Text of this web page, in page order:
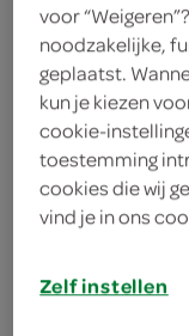
proef chocolade
stevige blokjes,
de maaltijd
voor
noodzakelijke,
geplaatst.
kun je kiezen
cookie-
toestemming
cookies die wij
vind je in ons
Zelf instellen